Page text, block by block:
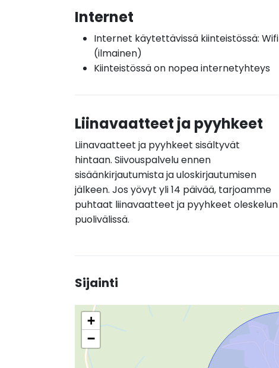
Internet
Internet käytettävissä kiinteistössä: Wifi
(ilmainen)
Kiinteistössä on nopea internetyhteys
Liinavaatteet ja pyyhkeet
Liinavaatteet ja pyyhkeet sisältyvät
hintaan. Siivouspalvelu ennen
sisäänkirjautumista ja uloskirjautumisen
jälkeen. Jos yövyt yli 14 päivää, tarjoamme
puhtaat liinavaatteet ja pyyhkeet oleskelun
puolivälissä.
Sijainti
+
−